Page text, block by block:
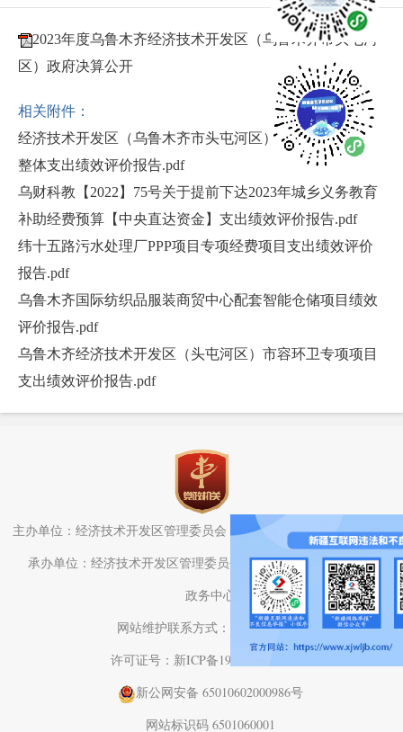
2023年度乌鲁木齐经济技术开发区（乌鲁木齐市头屯河
区）政府决算公开
相关附件：
经济技术开发区（乌鲁木齐市头屯河区）科学技术局部门
整体支出绩效评价报告.pdf
乌财科教【2022】75号关于提前下达2023年城乡义务教育
补助经费预算【中央直达资金】支出绩效评价报告.pdf
纬十五路污水处理厂PPP项目专项经费项目支出绩效评价
报告.pdf
乌鲁木齐国际纺织品服装商贸中心配套智能仓储项目绩效
评价报告.pdf
乌鲁木齐经济技术开发区（头屯河区）市容环卫专项项目
支出绩效评价报告.pdf
主办单位：经济技术开发区管理委员会（头屯河区人民政府）办公室
承办单位：经济技术开发区管理委员会（头屯河区人民政府）电子
政务中心
网站维护联系方式：0991-3782709
许可证号：新ICP备19001575号-1
新公网安备 65010602000986号
网站标识码 6501060001